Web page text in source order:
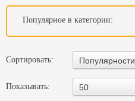
Популярное в категории:
Сортировать: Популярности
Показывать: 50